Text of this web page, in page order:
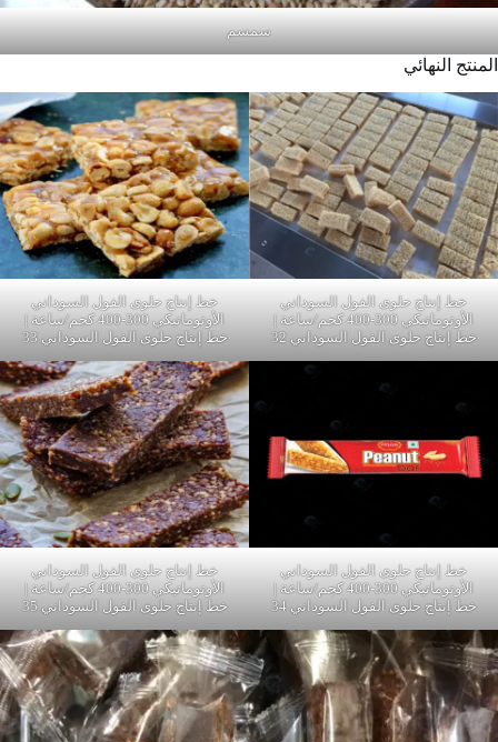
سمسم
المنتج النهائي
خط إنتاج حلوى الفول السوداني
الأوتوماتيكي 300-400 كجم/ساعة |
خط إنتاج حلوى الفول السوداني 32
خط إنتاج حلوى الفول السوداني
الأوتوماتيكي 300-400 كجم/ساعة |
خط إنتاج حلوى الفول السوداني 33
خط إنتاج حلوى الفول السوداني
الأوتوماتيكي 300-400 كجم/ساعة |
خط إنتاج حلوى الفول السوداني 34
خط إنتاج حلوى الفول السوداني
الأوتوماتيكي 300-400 كجم/ساعة |
خط إنتاج حلوى الفول السوداني 35